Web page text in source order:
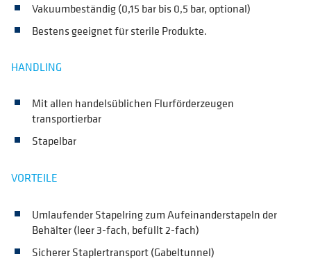
Vakuumbeständig (0,15 bar bis 0,5 bar, optional)
Bestens geeignet für sterile Produkte.
HANDLING
Mit allen handelsüblichen Flurförderzeugen
transportierbar
Stapelbar
VORTEILE
Umlaufender Stapelring zum Aufeinanderstapeln der
Behälter (leer 3-fach, befüllt 2-fach)
Sicherer Staplertransport (Gabeltunnel)